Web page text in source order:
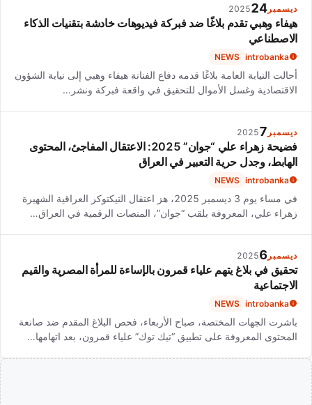
ديسمبر 24
2025
هيفاء وهبي تقدم بلاغًا ضد فبركة فيديوهات خادشة بتقنيات الذكاء
الاصطناعي
introbanka
NEWS
أحالت النيابة العامة بلاغًا قدمه دفاع الفنانة هيفاء وهبي إلى نيابة الشؤون
الاقتصادية وغسل الأموال للتحقيق في واقعة فبركة ونشر…
ديسمبر 7
2025
فضيحة زهراء علي “جوان” 2025: الاعتقال المفاجئ، المحتوى
الهابط، وجدل حرية التعبير في العراق
introbanka
NEWS
في مساء يوم 3 ديسمبر 2025، هز اعتقال التيكتوكر العراقية الشهيرة
زهراء علي، المعروفة بلقب “جوان”، المنصات الرقمية في العراق…
ديسمبر 6
2025
تحقيق في بلاغ يتهم علياء قمرون بالإساءة للمرأة المصرية والقيم
الاجتماعية
introbanka
NEWS
باشرت الجهات المختصة، صباح الأربعاء، فحص البلاغ المقدم ضد صانعة
المحتوى المعروفة على تطبيق “تيك توك” علياء قمرون، بعد اتهامها…